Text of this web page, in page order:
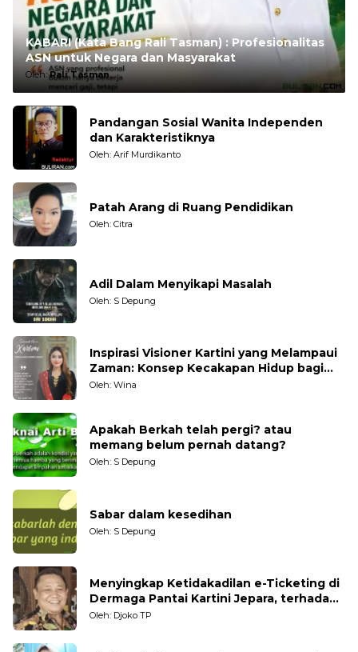
KABARI (Kata Bang Rali Tasman) : Profesionalitas
ASN untuk Negara dan Masyarakat
Oleh:Rali Tasman
Pandangan Sosial Wanita Independen
dan Karakteristiknya
Oleh: Arif Murdikanto
Patah Arang di Ruang Pendidikan
Oleh: Citra
Adil Dalam Menyikapi Masalah
Oleh: S Depung
Inspirasi Visioner Kartini yang Melampaui
Zaman: Konsep Kecakapan Hidup bagi
Generasi Muda
Oleh: Wina
Apakah Berkah telah pergi? atau
memang belum pernah datang?
Oleh: S Depung
Sabar dalam kesedihan
Oleh: S Depung
Menyingkap Ketidakadilan e-Ticketing di
Dermaga Pantai Kartini Jepara, terhadap
Nelayan Tradisional
Oleh: Djoko TP